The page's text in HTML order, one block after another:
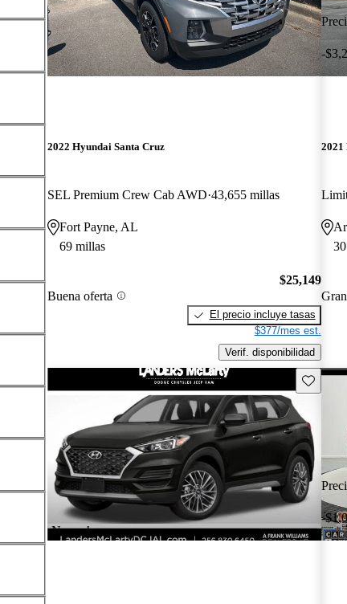
2022 Hyundai Santa Cruz
SEL Premium Crew Cab AWD 43,655 millas
Fort Payne, AL
69 millas
Buena oferta
$25,149
El precio incluye tasas
$377/mes est.
Verif. disponibilidad
-
2021
¡Nuevo!
Guarda
-